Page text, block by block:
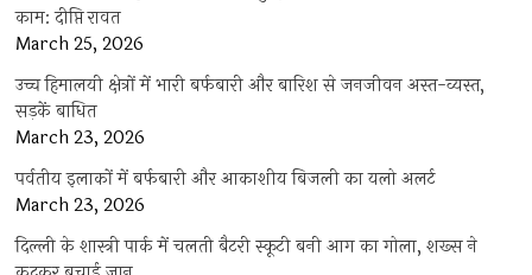
काम: दीप्ति रावत
March 25, 2026
उच्च हिमालयी क्षेत्रों में भारी बर्फबारी और बारिश से जनजीवन अस्त-व्यस्त,
सड़कें बाधित
March 23, 2026
पर्वतीय इलाकों में बर्फबारी और आकाशीय बिजली का यलो अलर्ट
March 23, 2026
दिल्ली के शास्त्री पार्क में चलती बैटरी स्कूटी बनी आग का गोला, शख्स ने